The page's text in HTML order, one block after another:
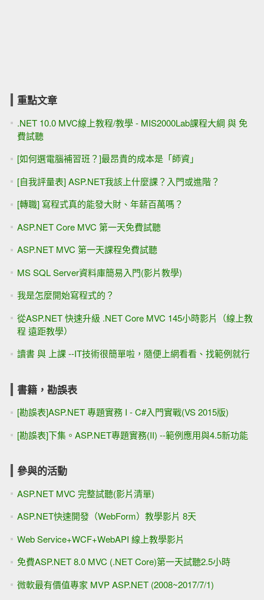
重點文章
.NET 10.0 MVC線上教程/教學 - MIS2000Lab課程大綱 與 免
費試聽
[如何選電腦補習班？]最昂貴的成本是「師資」
[自我評量表] ASP.NET我該上什麼課？入門或進階？
[轉職] 寫程式真的能發大財、年薪百萬嗎？
ASP.NET Core MVC 第一天免費試聽
ASP.NET MVC 第一天課程免費試聽
MS SQL Server資料庫簡易入門(影片教學)
我是怎麼開始寫程式的？
從ASP.NET 快速升級 .NET Core MVC 145小時影片（線上教
程 遠距教學）
讀書 與 上課 --IT技術很簡單啦，隨便上網看看、找範例就行
書籍，勘誤表
[勘誤表]ASP.NET 專題實務 I - C#入門實戰(VS 2015版)
[勘誤表]下集。ASP.NET專題實務(II) --範例應用與4.5新功能
參與的活動
ASP.NET MVC 完整試聽(影片清單)
ASP.NET快速開發（WebForm）教學影片 8天
Web Service+WCF+WebAPI 線上教學影片
免費ASP.NET 8.0 MVC (.NET Core)第一天試聽2.5小時
微軟最有價值專家 MVP ASP.NET (2008~2017/7/1)